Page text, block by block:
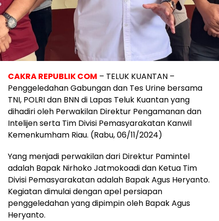
CAKRA REPUBLIK COM – TELUK KUANTAN –
Penggeledahan Gabungan dan Tes Urine bersama
TNI, POLRI dan BNN di Lapas Teluk Kuantan yang
dihadiri oleh Perwakilan Direktur Pengamanan dan
Intelijen serta Tim Divisi Pemasyarakatan Kanwil
Kemenkumham Riau. (Rabu, 06/11/2024)
Yang menjadi perwakilan dari Direktur Pamintel
adalah Bapak Nirhoko Jatmokoadi dan Ketua Tim
Divisi Pemasyarakatan adalah Bapak Agus Heryanto.
Kegiatan dimulai dengan apel persiapan
penggeledahan yang dipimpin oleh Bapak Agus
Heryanto.